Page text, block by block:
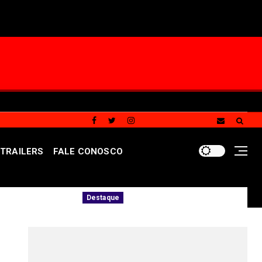
TRAILERS FALE CONOSCO
População pode ajudar a combater